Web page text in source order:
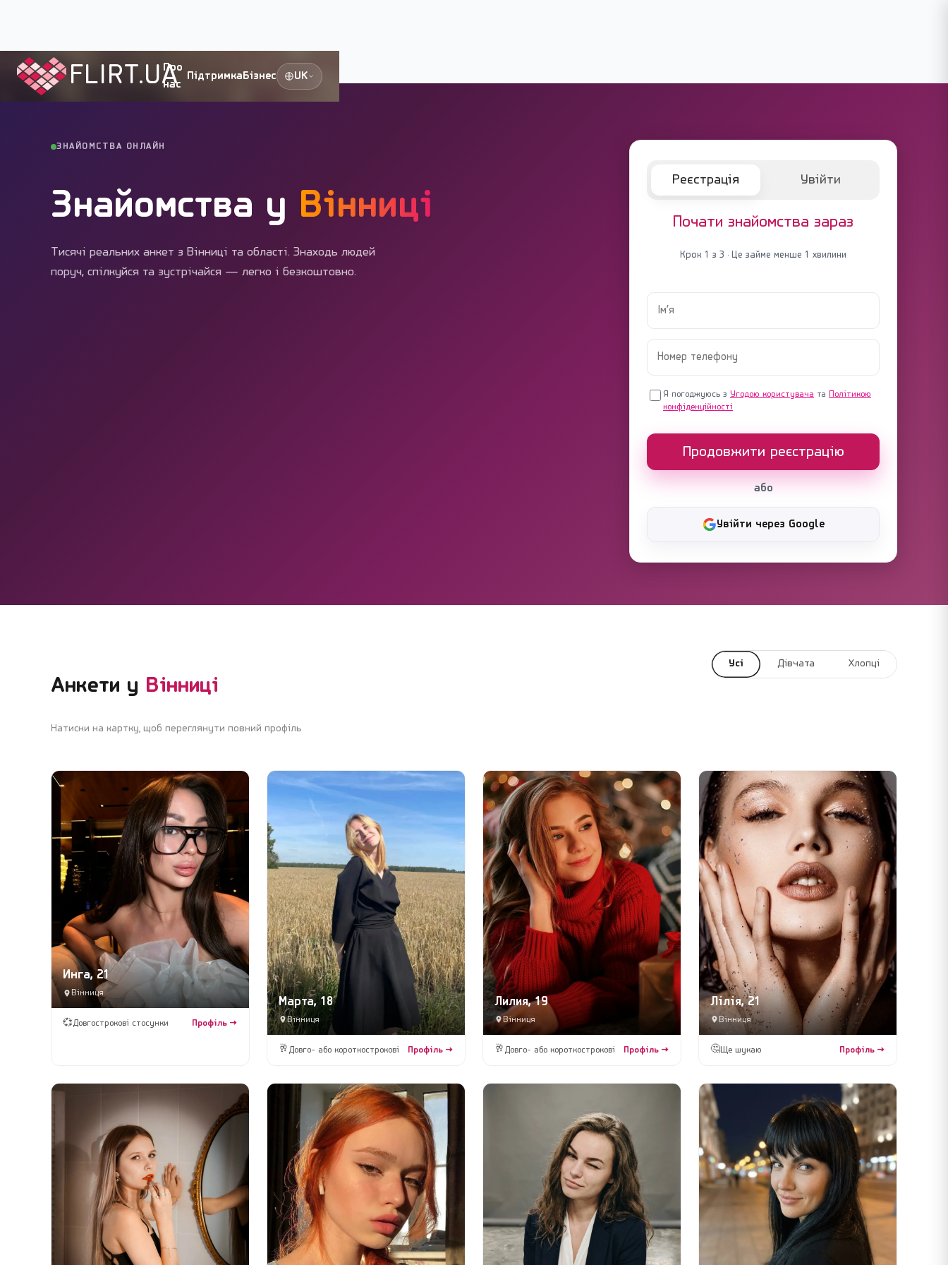
FLIRT.UA
Про
нас
ПідтримкаБізнес UK
Flirt.ua Міста України › Вінниця
ЗНАЙОМСТВА ОНЛАЙН
Знайомства у Вінниці
Тисячі реальних анкет з Вінниці та області. Знаходь людей
поруч, спілкуйся та зустрічайся — легко і безкоштовно.
Реєстрація Увійти
Почати знайомства зараз
Крок 1 з 3 · Це займе менше 1 хвилини
Я погоджуюсь з Угодою користувача та Політикою
конфіденційності
Продовжити реєстрацію
або
Увійти через Google
Анкети у Вінниці
Натисни на картку, щоб переглянути повний профіль
Усі Дівчата Хлопці
Инга, 21
Вінниця
💞Довгострокові стосунки Профіль →
Марта, 18
Вінниця
🥂 Довго- або короткострокові Профіль →
Лилия, 19
Вінниця
🥂 Довго- або короткострокові Профіль →
Лілія, 21
Вінниця
🤔 Ще шукаю Профіль →